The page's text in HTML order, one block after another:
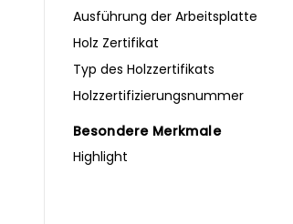
Ausführung der Arbeitsplatte
Holz Zertifikat
Typ des Holzzertifikats
Holzzertifizierungsnummer
Besondere Merkmale
Highlight